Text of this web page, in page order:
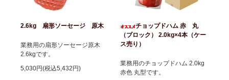
2.6kg 扇形ソーセージ 原木
業務用の扇形ソーセージ原木
2.6kgです。
5,030円(税込5,432円)
チョップドハム 赤 丸
（ブロック） 2.0kg×4本（ケー
ス売り）
業務用のチョップドハム 2.0kg
赤色 丸型です。